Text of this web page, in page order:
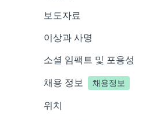
보도자료
이상과 사명
소셜 임팩트 및 포용성
채용 정보
채용정보
위치